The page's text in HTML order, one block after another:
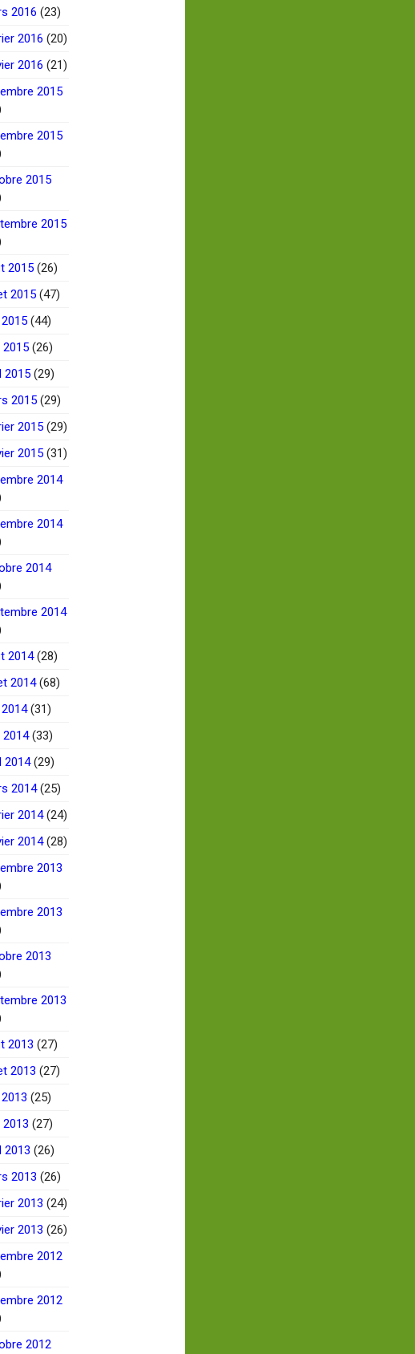
2016 (23)
2016 (20)
2016 (21)
2015
2015
2015
2015
2015 (26)
2015 (47)
(44)
2015 (26)
2015 (29)
2015 (29)
2015 (29)
2015 (31)
2014
2014
2014
2014
2014(28)
2014(68)
(31)
2014(33)
2014(29)
2014(25)
2014(24)
2014(28)
2013
2013
2013
2013
2013 (27)
2013 (27)
(25)
(27)
2013 (26)
2013 (26)
2013 (24)
2013 (26)
2012
2012
2012